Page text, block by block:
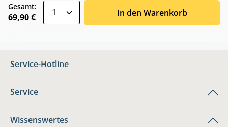
Gesamt:
69,90 € In den Warenkorb
Service-Hotline
Service
Wissenswertes